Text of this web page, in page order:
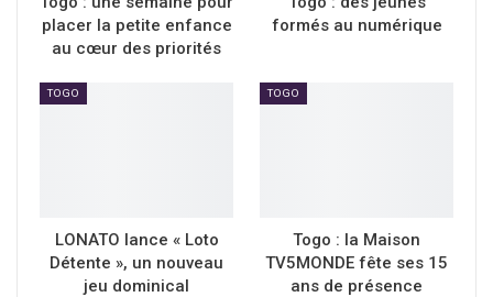
placer la petite enfance
au cœur des priorités
formés au numérique
TOGO
LONATO lance « Loto
Détente », un nouveau
jeu dominical
TOGO
Togo : la Maison
TV5MONDE fête ses 15
ans de présence